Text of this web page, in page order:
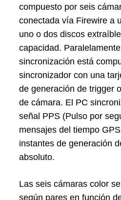
compuesto por seis
conectada vía Firewire a
uno o dos discos
capacidad.
sincronización está
sincronizador con una
de generación de trigger
de cámara. El PC
señal PPS (Pulso por
mensajes del tiempo
instantes de generación
absoluto.
Las seis cámaras color
según pares en función